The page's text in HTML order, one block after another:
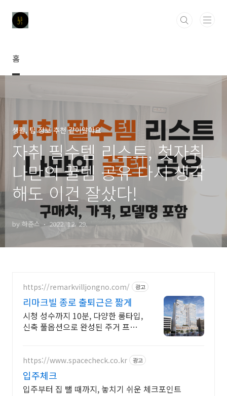
홈
생활, 팁 정보 추천 같이알아요
자취 필수템 리스트, 첫자취
나만의 꿀템 공유 다시 생각
해도 이건 잘샀다!
by 하준스 2022. 12. 29.
https://remarkvilljongno.com/ 광고
리마크빌 종로 출퇴근은 짧게
시청 성수까지 10분, 다양한 룸타입,
신축 풀옵션으로 완성된 주거 프리
https://www.spacecheck.co.kr 광고
입주체크
입주부터 집 뺄 때까지, 놓치기 쉬운 체크포인트